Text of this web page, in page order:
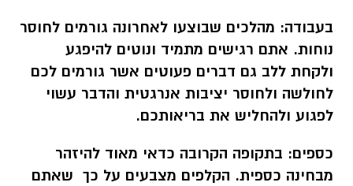
בעבודה: מהלכים שבוצעו לאחרונה גורמים לחוסר
נוחות. אתם רגישים מתמיד ונוטים להיפגע
ולקחת ללב גם דברים פעוטים אשר גורמים לכם
לחולשה ולחוסר יציבות אנרגטית והדבר עשוי
לפגוע ולהחליש את בריאותכם.
כספים: בתקופה הקרובה כדאי מאוד להיזהר
מבחינה כספית. הקלפים מצבעים על כך שאתם